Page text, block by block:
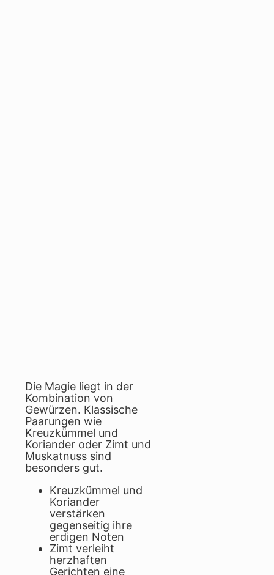
Die Magie liegt in der
Kombination von
Gewürzen. Klassische
Paarungen wie
Kreuzkümmel und
Koriander oder Zimt und
Muskatnuss sind
besonders gut.
Kreuzkümmel und
Koriander
verstärken
gegenseitig ihre
erdigen Noten
Zimt verleiht
herzhaften
Gerichten eine